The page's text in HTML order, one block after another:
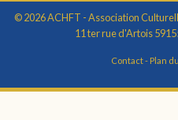
© 2026 ACHFT - Association
11 ter rue d'Artois
Contact- Plan